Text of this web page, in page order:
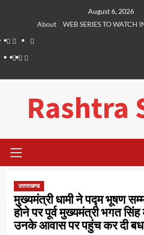
August 6, 2026
About
WEB SERIES TO WATCH
About
WEB
SERIES
Dehradun
LifePlaces
सम्पर्क
Rashtra
Menu
उत्तराखण्ड
मुख्यमंत्री धामी ने पद्म भूषण
होने पर पूर्व मुख्यमंत्री भगत सिंह
उनके आवास पर पहुंच कर दी